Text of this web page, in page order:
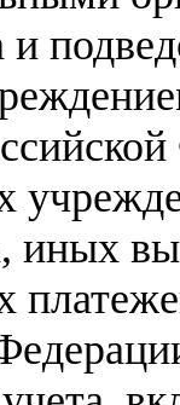
и
иных